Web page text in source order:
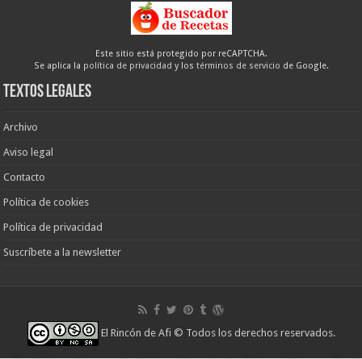
Este sitio está protegido por reCAPTCHA.
Se aplica la política de privacidad y los términos de servicio de Google.
Textos legales
Archivo
Aviso legal
Contacto
Política de cookies
Política de privacidad
Suscríbete a la newsletter
El Rincón de Afi © Todos los derechos reservados.